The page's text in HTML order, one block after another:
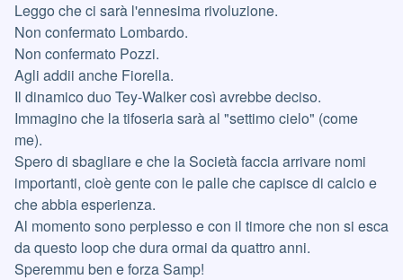
Leggo che ci sarà l'ennesima rivoluzione.
Non confermato Lombardo.
Non confermato Pozzi.
Agli addii anche Fiorella.
Il dinamico duo Tey-Walker così avrebbe deciso.
Immagino che la tifoseria sarà al "settimo cielo" (come
me).
Spero di sbagliare e che la Società faccia arrivare nomi
importanti, cioè gente con le palle che capisce di calcio e
che abbia esperienza.
Al momento sono perplesso e con il timore che non si esca
da questo loop che dura ormai da quattro anni.
Speremmu ben e forza Samp!